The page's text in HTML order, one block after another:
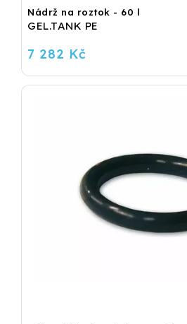
Nádrž na roztok - 60 l
GEL.TANK PE
7 282 Kč